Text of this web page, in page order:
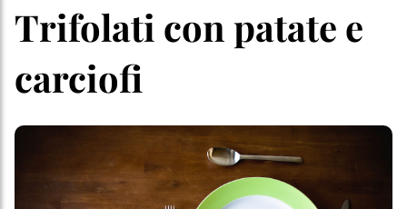
Trifolati con patate e
carciofi